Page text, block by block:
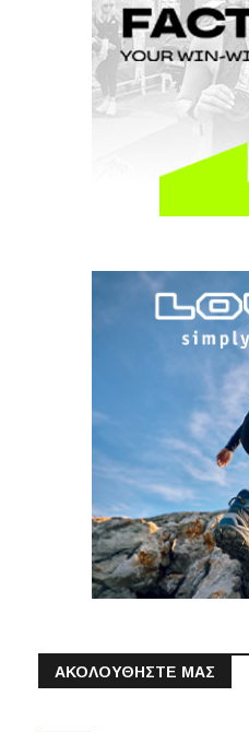
ΑΚΟΛΟΥΘΗΣΤΕ ΜΑΣ